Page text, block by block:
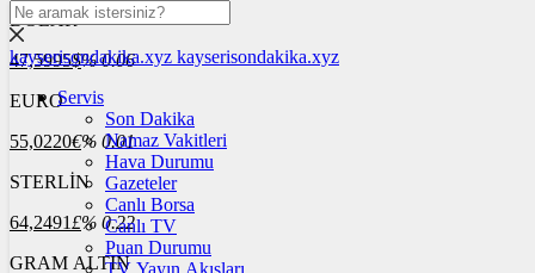
DOLAR
47,5995$% 0.06
EURO
55,0220€% 0.01
STERLİN
64,2491£% 0.22
GRAM ALTIN
kayserisondakika.xyz kayserisondakika.xyz
Servis
Son Dakika
Namaz Vakitleri
Hava Durumu
Gazeteler
Canlı Borsa
Canlı TV
Puan Durumu
TV Yayın Akışları